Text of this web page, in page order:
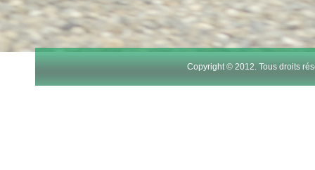
17
Copyright © 2012. Tous droits